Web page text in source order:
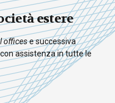
estere
officese successiva
assistenza in tutte le